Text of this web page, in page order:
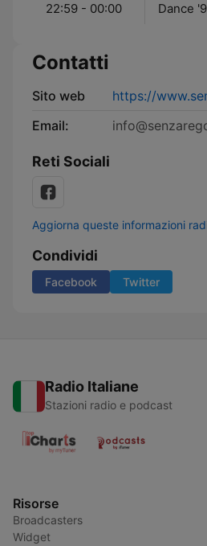
22:59 - 00:00 Dance
Contatti
Sito web
https://
Email:
Reti Sociali
Aggiorna queste informazioni
Condividi
Facebook Twitter
Radio Italiane
Stazioni radio e podcast
Risorse
Broadcasters
Widget